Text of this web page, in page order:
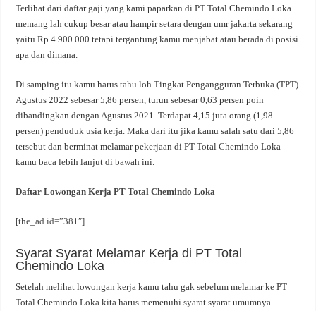
Terlihat dari daftar gaji yang kami paparkan di PT Total Chemindo Loka
memang lah cukup besar atau hampir setara dengan umr jakarta sekarang
yaitu Rp 4.900.000 tetapi tergantung kamu menjabat atau berada di posisi
apa dan dimana.
Di samping itu kamu harus tahu loh Tingkat Pengangguran Terbuka (TPT)
Agustus 2022 sebesar 5,86 persen, turun sebesar 0,63 persen poin
dibandingkan dengan Agustus 2021. Terdapat 4,15 juta orang (1,98
persen) penduduk usia kerja. Maka dari itu jika kamu salah satu dari 5,86
tersebut dan berminat melamar pekerjaan di PT Total Chemindo Loka
kamu baca lebih lanjut di bawah ini.
Daftar Lowongan Kerja PT Total Chemindo Loka
[the_ad id=”381″]
Syarat Syarat Melamar Kerja di PT Total
Chemindo Loka
Setelah melihat lowongan kerja kamu tahu gak sebelum melamar ke PT
Total Chemindo Loka kita harus memenuhi syarat syarat umumnya